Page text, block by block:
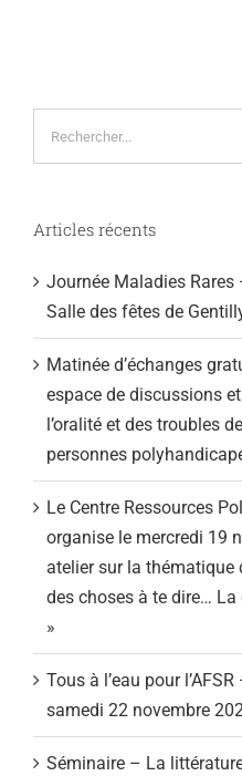
Articles récents
Journée Maladies
Salle des fêtes de
Matinée d’échanges
espace de discussions
l’oralité et des troubles
personnes
Le Centre Ressources
organise le mercredi 19
atelier sur la thématique
des choses à te dire…
»
Tous à l’eau pour
samedi 22 novembre
Séminaire – La